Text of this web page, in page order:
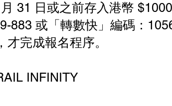
31 日或之前存入港幣
883 或「轉數快」編碼：
完成報名程序。
INFINITY